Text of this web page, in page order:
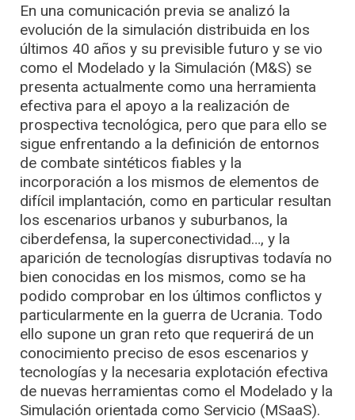
En una comunicación previa se analizó la
evolución de la simulación distribuida en los
últimos 40 años y su previsible futuro y se vio
como el Modelado y la Simulación (M&S) se
presenta actualmente como una herramienta
efectiva para el apoyo a la realización de
prospectiva tecnológica, pero que para ello se
sigue enfrentando a la definición de entornos
de combate sintéticos fiables y la
incorporación a los mismos de elementos de
difícil implantación, como en particular resultan
los escenarios urbanos y suburbanos, la
ciberdefensa, la superconectividad…, y la
aparición de tecnologías disruptivas todavía no
bien conocidas en los mismos, como se ha
podido comprobar en los últimos conflictos y
particularmente en la guerra de Ucrania. Todo
ello supone un gran reto que requerirá de un
conocimiento preciso de esos escenarios y
tecnologías y la necesaria explotación efectiva
de nuevas herramientas como el Modelado y la
Simulación orientada como Servicio (MSaaS).